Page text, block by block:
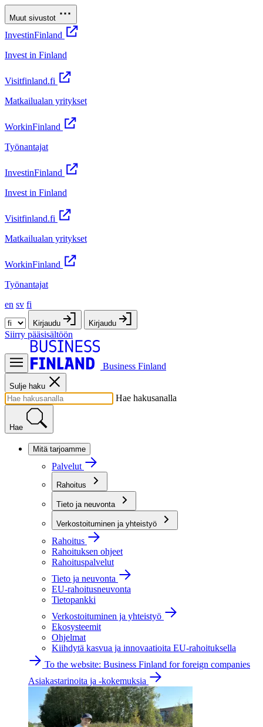
Muut sivustot
InvestinFinland
Invest in Finland
Visitfinland.fi
Matkailualan yritykset
WorkinFinland
Työnantajat
InvestinFinland
Invest in Finland
Visitfinland.fi
Matkailualan yritykset
WorkinFinland
Työnantajat
en sv fi
Kirjaudu Kirjaudu
Siirry pääsisältöön
Business Finland
Sulje haku
Hae hakusanalla
Hae
Mitä tarjoamme
Palvelut
Rahoitus
Tieto ja neuvonta
Verkostoituminen ja yhteistyö
Rahoitus
Rahoituksen ohjeet
Rahoituspalvelut
Tieto ja neuvonta
EU-rahoitusneuvonta
Tietopankki
Verkostoituminen ja yhteistyö
Ekosysteemit
Ohjelmat
Kiihdytä kasvua ja innovaatioita EU-rahoituksella
To the website: Business Finland for foreign companies
Asiakastarinoita ja -kokemuksia